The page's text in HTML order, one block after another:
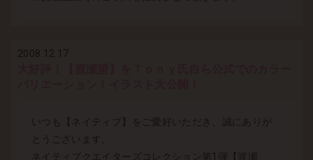
2008.12.17
いつも【ネイティブ】をご愛好いただき、誠にありが
とうございます。
ネイティブクエイターズコレクション第1弾【渡瀬